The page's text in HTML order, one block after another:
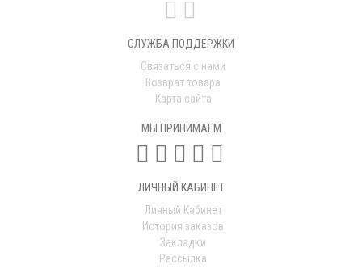
СЛУЖБА ПОДДЕРЖКИ
Связаться с нами
Возврат товара
Карта сайта
МЫ ПРИНИМАЕМ
ЛИЧНЫЙ КАБИНЕТ
Личный Кабинет
История заказов
Закладки
Рассылка